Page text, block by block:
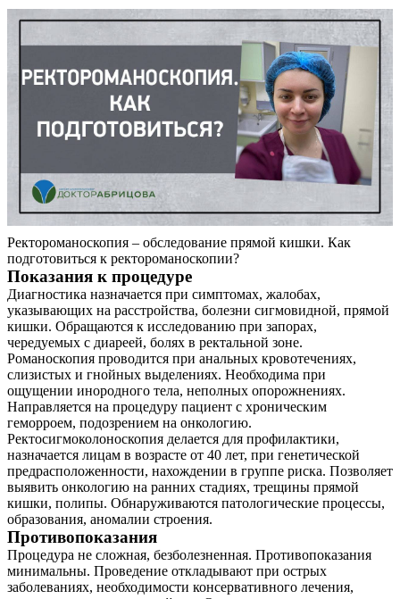
Ректороманоскопия – обследование прямой кишки. Как
подготовиться к ректороманоскопии?
Показания к процедуре
Диагностика назначается при симптомах, жалобах,
указывающих на расстройства, болезни сигмовидной, прямой
кишки. Обращаются к исследованию при запорах,
чередуемых с диареей, болях в ректальной зоне.
Романоскопия проводится при анальных кровотечениях,
слизистых и гнойных выделениях. Необходима при
ощущении инородного тела, неполных опорожнениях.
Направляется на процедуру пациент с хроническим
геморроем, подозрением на онкологию.
Ректосигмоколоноскопия делается для профилактики,
назначается лицам в возрасте от 40 лет, при генетической
предрасположенности, нахождении в группе риска. Позволяет
выявить онкологию на ранних стадиях, трещины прямой
кишки, полипы. Обнаруживаются патологические процессы,
образования, аномалии строения.
Противопоказания
Процедура не сложная, безболезненная. Противопоказания
минимальны. Проведение откладывают при острых
заболеваниях, необходимости консервативного лечения,